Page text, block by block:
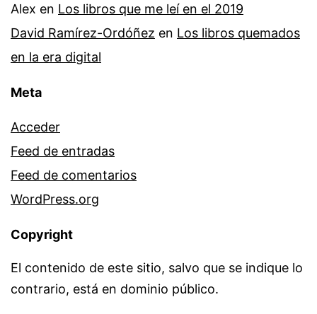
Alex en Los libros que me leí en el 2019
David Ramírez-Ordóñez en Los libros quemados
en la era digital
Meta
Acceder
Feed de entradas
Feed de comentarios
WordPress.org
Copyright
El contenido de este sitio, salvo que se indique lo
contrario, está en dominio público.